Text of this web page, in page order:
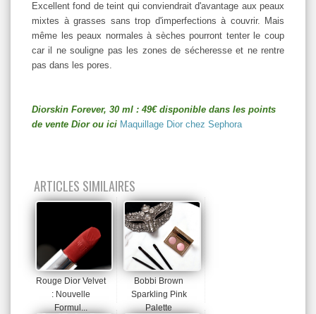
Excellent fond de teint qui conviendrait d'avantage aux peaux
mixtes à grasses sans trop d'imperfections à couvrir. Mais
même les peaux normales à sèches pourront tenter le coup
car il ne souligne pas les zones de sécheresse et ne rentre
pas dans les pores.
Diorskin Forever, 30 ml : 49€ disponible dans les points
de vente Dior ou ici Maquillage Dior chez Sephora
ARTICLES SIMILAIRES
Rouge Dior Velvet
: Nouvelle
Formul...
Bobbi Brown
Sparkling Pink
Palette